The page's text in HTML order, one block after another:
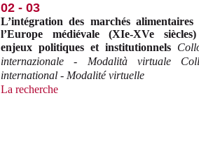
02 - 03
L’intégration des marchés alimentaires
l’Europe médiévale (XIe-XVe
enjeux politiques et institutionnels
internazionale - Modalità virtuale
international - Modalité virtuelle
La recherche